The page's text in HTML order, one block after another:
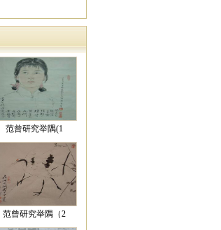
范曾研究举隅(1
范曾研究举隅（2